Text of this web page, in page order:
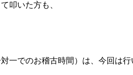
叩いた方も、
一でのお稽古時間）は、今回は行